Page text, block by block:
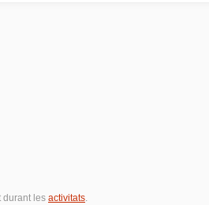
durant les activitats.